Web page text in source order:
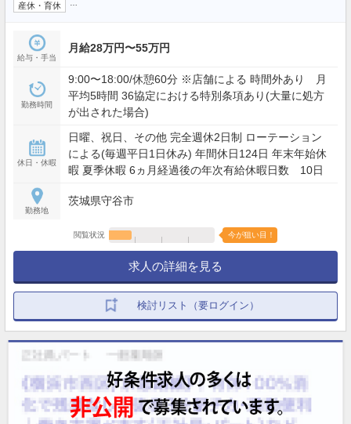
産休・育休
給与・手当
月給28万円〜55万円
勤務時間
9:00〜18:00/休憩60分 ※店舗による 時間外あり 月
平均5時間 36協定における特別条項あり(大量に処方
が出された場合)
休日・休暇
日曜、祝日、その他 完全週休2日制 ローテーション
による(毎週平日1日休み) 年間休日124日 年末年始休
暇 夏季休暇 6ヵ月経過後の年次有給休暇日数 10日
勤務地
茨城県守谷市
閲覧状況 今が狙い目！
求人の詳細を見る
検討リスト（要ログイン）